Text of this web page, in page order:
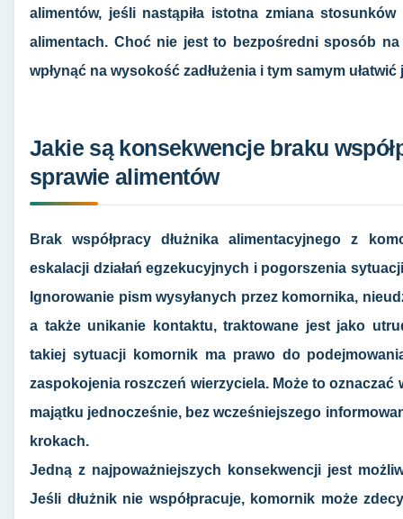
alimentów, jeśli nastąpiła istotna zmiana
alimentach. Choć nie jest to bezpośredni sposób
wpłynąć na wysokość zadłużenia i tym samym ułatwić
Jakie są konsekwencje braku
sprawie alimentów
Brak współpracy dłużnika alimentacyjnego z
eskalacji działań egzekucyjnych i pogorszenia
Ignorowanie pism wysyłanych przez komornika,
a także unikanie kontaktu, traktowane jest jako
takiej sytuacji komornik ma prawo do
zaspokojenia roszczeń wierzyciela. Może to
majątku jednocześnie, bez wcześniejszego
krokach.
Jedną z najpoważniejszych konsekwencji jest
Jeśli dłużnik nie współpracuje, komornik może